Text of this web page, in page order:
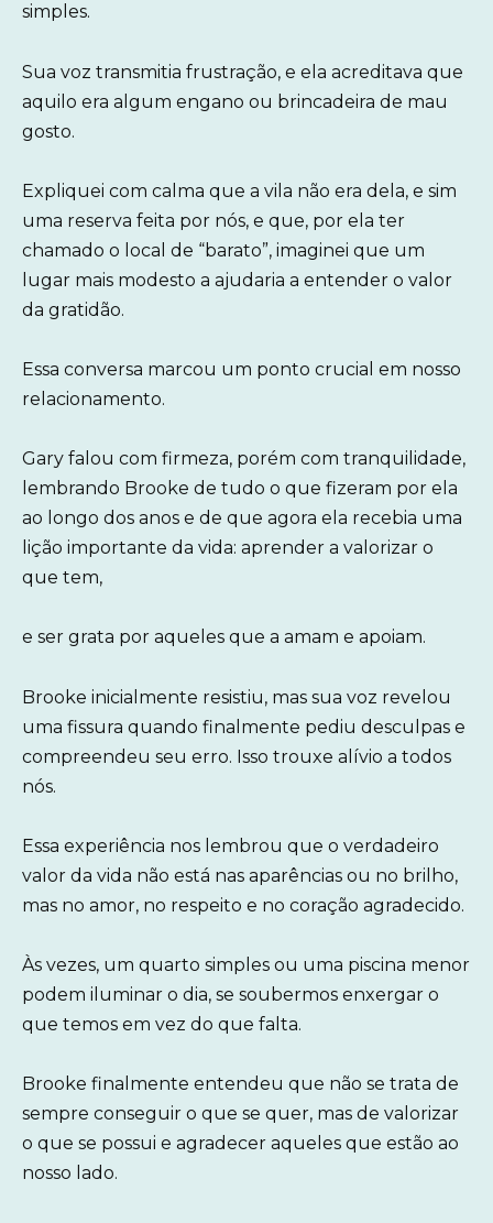
simples.
Sua voz transmitia frustração, e ela acreditava que
aquilo era algum engano ou brincadeira de mau
gosto.
Expliquei com calma que a vila não era dela, e sim
uma reserva feita por nós, e que, por ela ter
chamado o local de “barato”, imaginei que um
lugar mais modesto a ajudaria a entender o valor
da gratidão.
Essa conversa marcou um ponto crucial em nosso
relacionamento.
Gary falou com firmeza, porém com tranquilidade,
lembrando Brooke de tudo o que fizeram por ela
ao longo dos anos e de que agora ela recebia uma
lição importante da vida: aprender a valorizar o
que tem,
e ser grata por aqueles que a amam e apoiam.
Brooke inicialmente resistiu, mas sua voz revelou
uma fissura quando finalmente pediu desculpas e
compreendeu seu erro. Isso trouxe alívio a todos
nós.
Essa experiência nos lembrou que o verdadeiro
valor da vida não está nas aparências ou no brilho,
mas no amor, no respeito e no coração agradecido.
Às vezes, um quarto simples ou uma piscina menor
podem iluminar o dia, se soubermos enxergar o
que temos em vez do que falta.
Brooke finalmente entendeu que não se trata de
sempre conseguir o que se quer, mas de valorizar
o que se possui e agradecer aqueles que estão ao
nosso lado.